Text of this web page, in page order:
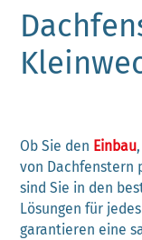
Ob Sie den Einbau
von Dachfenstern
sind Sie in den
Lösungen für
garantieren eine